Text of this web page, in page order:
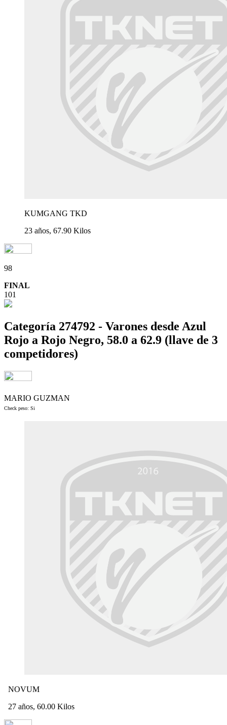
KUMGANG TKD
23 años, 67.90 Kilos
98
FINAL
101
Categoría 274792 - Varones desde Azul
Rojo a Rojo Negro, 58.0 a 62.9 (llave de 3
competidores)
MARIO GUZMAN
Check peso: Si
NOVUM
27 años, 60.00 Kilos